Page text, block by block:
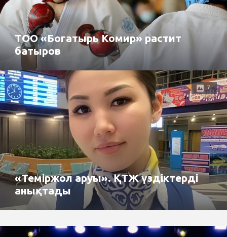
ТОО «Богатырь Комир» растит
батыров
7
«Теміржол аруы». ҚТЖ үздіктерді
анықтады